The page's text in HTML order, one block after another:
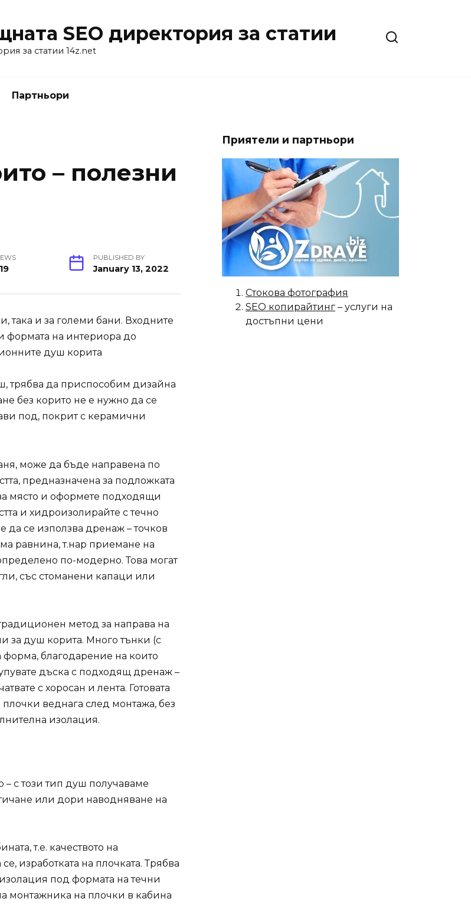
SEO директория за статии
за статии 14z.net
Партньори
– полезни
PUBLISHED BY
January 13, 2022
така и за големи бани. Входните
формата на интериора до
душ корита
трябва да приспособим дизайна
без корито не е нужно да се
под, покрит с керамични
може да бъде направена по
предназначена за подложката
място и оформете подходящи
и хидроизолирайте с течно
се използва дренаж – точков
равнина, т.нар приемане на
по-модерно. Това могат
със стоманени капаци или
метод за направа на
за душ корита. Много тънки (с
благодарение на които
дъска с подходящ дренаж –
с хоросан и лента. Готовата
веднага след монтажа, без
изолация.
– с този тип душ получаваме
или дори наводняване на
т.е. качеството на
изработката на плочката. Трябва
под формата на течни
монтажника на плочки в кабина
Приятели и партньори
Стокова фотография
SEO копирайтинг – услуги на
достъпни цени